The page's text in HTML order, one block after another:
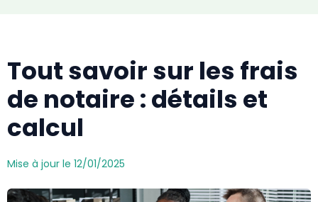
Tout savoir sur les frais
de notaire : détails et
calcul
Mise à jour le 12/01/2025